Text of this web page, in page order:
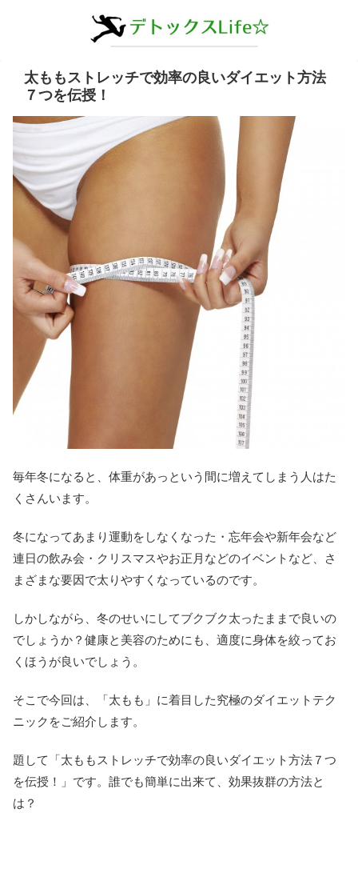
太ももストレッチで効率の良いダイエット方法
７つを伝授！
毎年冬になると、体重があっという間に増えてしまう人はた
くさんいます。
冬になってあまり運動をしなくなった・忘年会や新年会など
連日の飲み会・クリスマスやお正月などのイベントなど、さ
まざまな要因で太りやすくなっているのです。
しかしながら、冬のせいにしてブクブク太ったままで良いの
でしょうか？健康と美容のためにも、適度に身体を絞ってお
くほうが良いでしょう。
そこで今回は、「太もも」に着目した究極のダイエットテク
ニックをご紹介します。
題して「太ももストレッチで効率の良いダイエット方法７つ
を伝授！」です。誰でも簡単に出来て、効果抜群の方法と
は？